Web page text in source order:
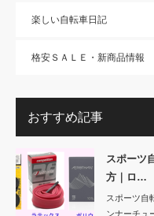
楽しい自転車日記
格安ＳＡＬＥ・新商品情報
おすすめ記事
スポーツ
方｜ロ…
スポーツ自
ンナーチュ